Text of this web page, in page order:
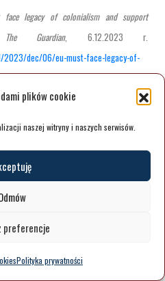
plików cookie
naszej witryny i naszych serwisów.
preferencje
Polityka prywatności
face legacy of colonialism and support
The Guardian, 6.12.2023 r.
2023/dec/06/eu-must-face-legacy-of-
say-meps
creativity: International cultural relations.
r.
international-cultural-relations